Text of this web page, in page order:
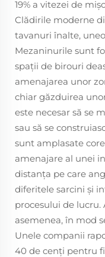
19% a vitezei de
Clădirile moderne
tavanuri înalte,
Mezaninurile sunt
spații de birouri
amenajarea unor
chiar găzduirea
este necesar să se
sau să se
sunt amplasate
amenajare al unei
distanța pe care
diferitele sarcini și
procesului de lucru.
asemenea, în mod
Unele companii
40 de cenți pentru